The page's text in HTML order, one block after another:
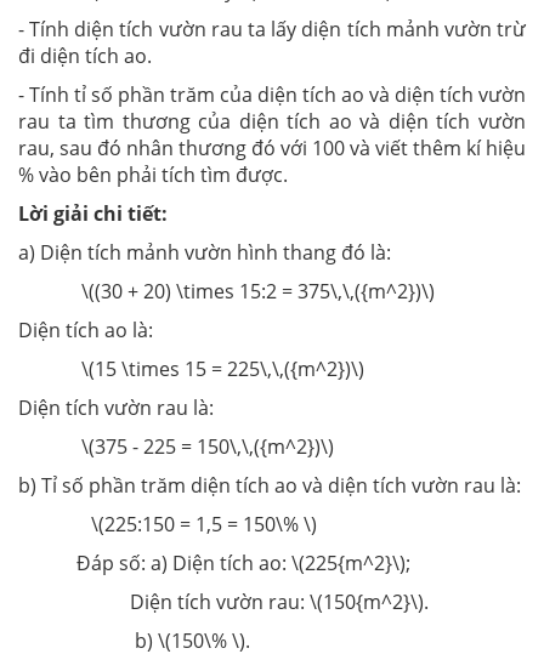
- Tính diện tích vườn rau ta lấy diện tích mảnh vườn trừ
đi diện tích ao.
- Tính tỉ số phần trăm của diện tích ao và diện tích vườn
rau ta tìm thương của diện tích ao và diện tích vườn
rau, sau đó nhân thương đó với 100 và viết thêm kí hiệu
% vào bên phải tích tìm được.
Lời giải chi tiết:
a) Diện tích mảnh vườn hình thang đó là:
\((30 + 20) \times 15:2 = 375\,\,({m^2})\)
Diện tích ao là:
\(15 \times 15 = 225\,\,({m^2})\)
Diện tích vườn rau là:
\(375 - 225 = 150\,\,({m^2})\)
b) Tỉ số phần trăm diện tích ao và diện tích vườn rau là:
\(225:150 = 1,5 = 150\% \)
Đáp số: a) Diện tích ao: \(225{m^2}\);
Diện tích vườn rau: \(150{m^2}\).
b) \(150\% \).